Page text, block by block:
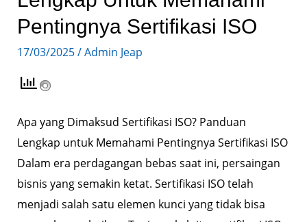
Pentingnya Sertifikasi ISO
17/03/2025/Admin Jeap
Apa yang Dimaksud Sertifikasi ISO? Panduan
Lengkap untuk Memahami Pentingnya Sertifikasi ISO
Dalam era perdagangan bebas saat ini, persaingan
bisnis yang semakin ketat. Sertifikasi ISO telah
menjadi salah satu elemen kunci yang tidak bisa